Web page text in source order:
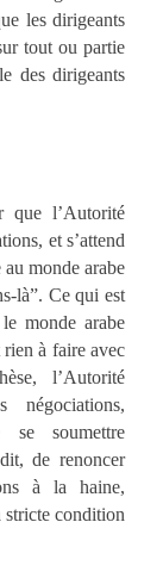
les dirigeants
tout ou partie
des dirigeants
que l’Autorité
et s’attend
monde arabe
là”. Ce qui est
monde arabe
à faire avec
l’Autorité
se soumettre
de renoncer
à la haine,
stricte condition